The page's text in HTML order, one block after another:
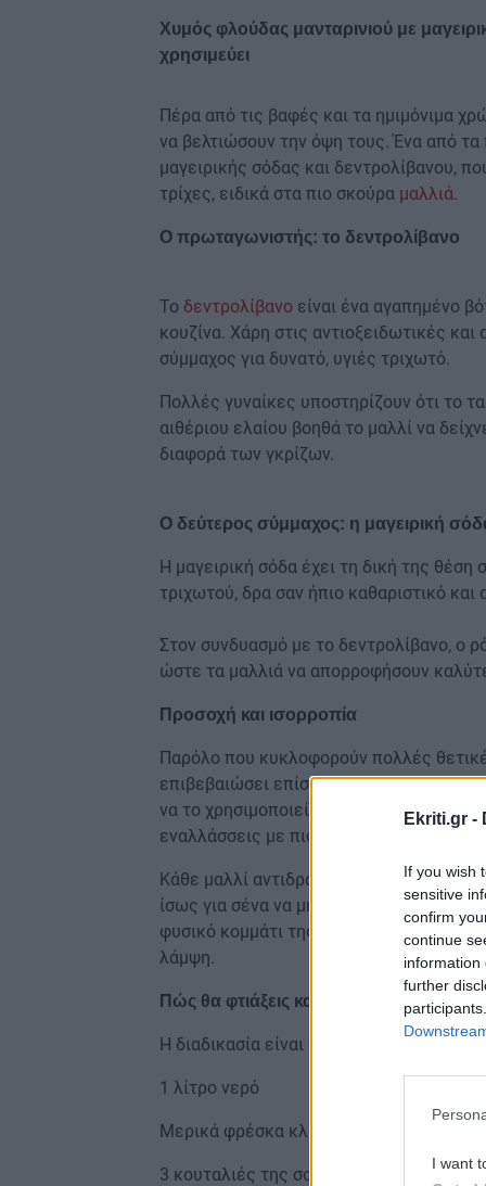
Ekriti.gr -
If you wish
sensitive
confirm
continue
information
further
I want
Χυμός φλούδας μανταρινιού με
χρησιμεύει
Πέρα από τις βαφές και τα ημιμόνιμα
να βελτιώσουν την όψη τους. Ένα από τα
μαγειρικής σόδας και δεντρολίβανου,
τρίχες, ειδικά στα πιο σκούρα μαλλιά.
Ο πρωταγωνιστής: το δεντρολίβανο
Το δεντρολίβανο είναι ένα αγαπημένο
κουζίνα. Χάρη στις αντιοξειδωτικές
σύμμαχος για δυνατό, υγιές τριχωτό.
Πολλές γυναίκες υποστηρίζουν ότι το
αιθέριου ελαίου βοηθά το μαλλί να
διαφορά των γκρίζων.
Ο δεύτερος σύμμαχος: η μαγειρική
Η μαγειρική σόδα έχει τη δική της θέση
τριχωτού, δρα σαν ήπιο καθαριστικό
Στον συνδυασμό με το δεντρολίβανο, ο
ώστε τα μαλλιά να απορροφήσουν
Προσοχή και ισορροπία
Παρόλο που κυκλοφορούν πολλές
επιβεβαιώσει επίσημα την
να το χρησιμοποιείς με μέτρο, να
εναλλάσσεις με πιο ήπια προϊόντα.
Κάθε μαλλί αντιδρά διαφορετικά, και
ίσως για σένα να μη φέρει το ίδιο
φυσικό κομμάτι της ζωής και μπορούν
λάμψη.
Πώς θα φτιάξεις και θα εφαρμόσεις το
Η διαδικασία είναι απλή και δεν απαιτεί
1 λίτρο νερό
Μερικά φρέσκα κλωνάρια δεντρολίβανου
3 κουταλιές της σούπας μαγειρική σόδα